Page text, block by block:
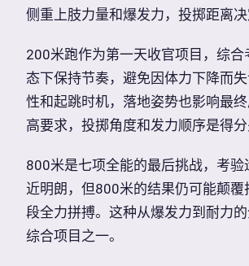
侧重上肢力量和爆发力，投掷距离
200米跑作为第一天收官项目，综
态下保持节奏，避免因体力下降而
性和起跳时机，落地姿势也影响最
高要求，投掷角度和发力顺序是得分
800米是七项全能的最后挑战，考
近明朗，但800米的结果仍可能颠
段全力拼搏。这种从爆发力到耐力
综合项目之一。